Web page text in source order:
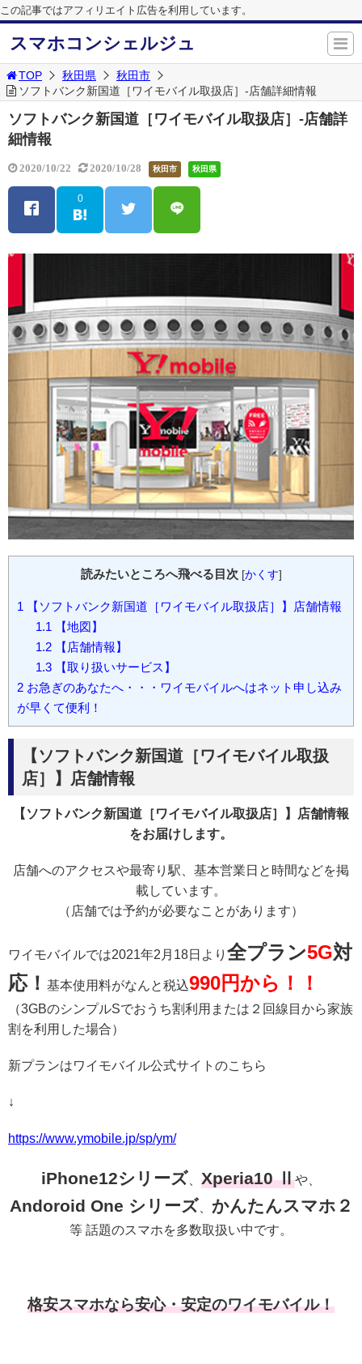
この記事ではアフィリエイト広告を利用しています。
スマホコンシェルジュ
TOP 秋田県
秋田市
ソフトバンク新国道［ワイモバイル取扱店］-店舗詳細情報
ソフトバンク新国道［ワイモバイル取扱店］-店舗詳
細情報
2020/10/22 2020/10/28 秋田市 秋田県
0
読みたいところへ飛べる目次 [かくす]
1 【ソフトバンク新国道［ワイモバイル取扱店］】店舗情報
1.1【地図】
1.2【店舗情報】
1.3【取り扱いサービス】
2 お急ぎのあなたへ・・・ワイモバイルへはネット申し込み
が早くて便利！
【ソフトバンク新国道［ワイモバイル取扱
店］】店舗情報
【ソフトバンク新国道［ワイモバイル取扱店］】店舗情報
をお届けします。
店舗へのアクセスや最寄り駅、基本営業日と時間などを掲
載しています。
（店舗では予約が必要なことがあります）
ワイモバイルでは2021年2月18日より 全プラン5G対
応！ 基本使用料がなんと税込990円から！！
（3GBのシンプルSでおうち割利用または２回線目から家族
割を利用した場合）
新プランはワイモバイル公式サイトのこちら
↓
https://www.ymobile.jp/sp/ym/
iPhone12シリーズ、 Xperia10 Ⅱや、
Andoroid One シリーズ、 かんたんスマホ２
等 話題のスマホを多数取扱い中です。
格安スマホなら安心・安定のワイモバイル！